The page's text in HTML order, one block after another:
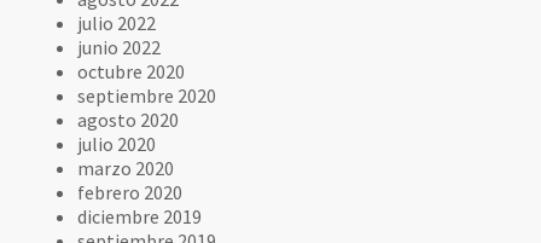
julio 2022
junio 2022
octubre 2020
septiembre 2020
agosto 2020
julio 2020
marzo 2020
febrero 2020
diciembre 2019